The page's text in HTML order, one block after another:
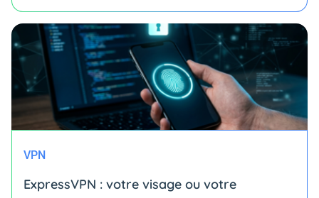
VPN
ExpressVPN : votre visage ou votre